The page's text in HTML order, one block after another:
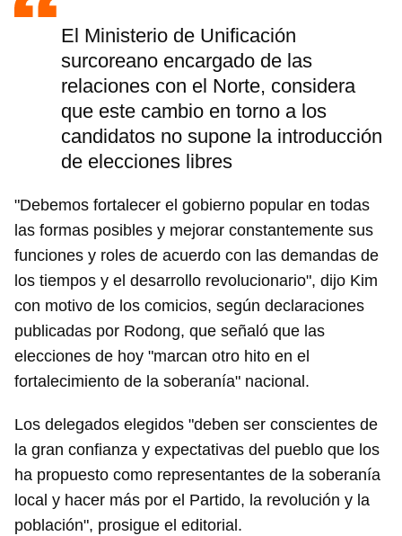
El Ministerio de Unificación
surcoreano encargado de las
relaciones con el Norte, considera
que este cambio en torno a los
candidatos no supone la introducción
de elecciones libres
"Debemos fortalecer el gobierno popular en todas
las formas posibles y mejorar constantemente sus
funciones y roles de acuerdo con las demandas de
los tiempos y el desarrollo revolucionario", dijo Kim
con motivo de los comicios, según declaraciones
publicadas por Rodong, que señaló que las
elecciones de hoy "marcan otro hito en el
fortalecimiento de la soberanía" nacional.
Los delegados elegidos "deben ser conscientes de
la gran confianza y expectativas del pueblo que los
ha propuesto como representantes de la soberanía
local y hacer más por el Partido, la revolución y la
población", prosigue el editorial.